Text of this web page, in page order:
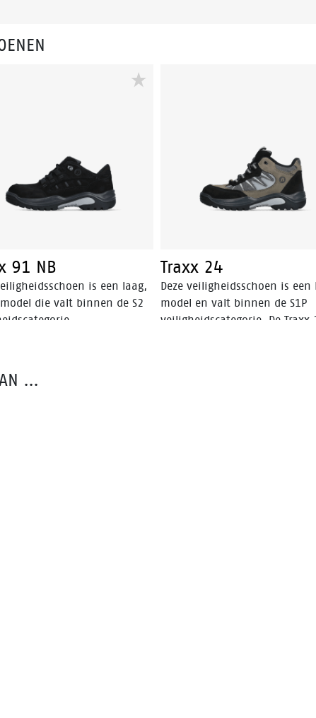
91 NB
is een laag,
die valt binnen de S2
Traxx 24
Deze veiligheidsschoen is een
model en valt binnen de S1P
veiligheidscategorie. De Traxx
…